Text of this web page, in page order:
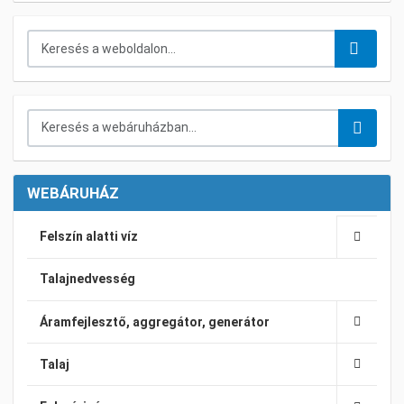
WEBÁRUHÁZ
Felszín alatti víz
Talajnedvesség
Áramfejlesztő, aggregátor, generátor
Talaj